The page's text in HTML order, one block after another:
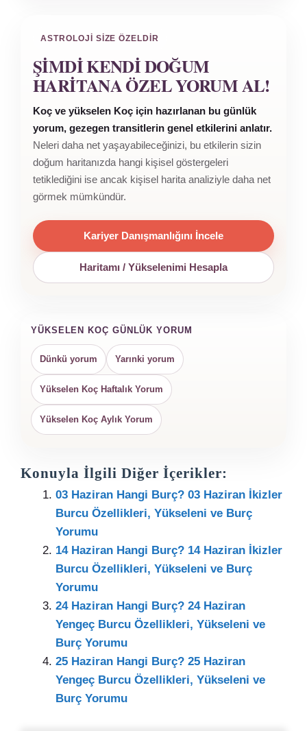
ASTROLOJI SIZE ÖZELDIR
ŞIMDI KENDI DOĞUM
HARITANA ÖZEL YORUM AL!
Koç ve yükselen Koç için hazırlanan bu günlük
yorum, gezegen transitlerin genel etkilerini anlatır.
Neleri daha net yaşayabileceğinizi, bu etkilerin sizin
doğum haritanızda hangi kişisel göstergeleri
tetiklediğini ise ancak kişisel harita analiziyle daha net
görmek mümkündür.
Kariyer Danışmanlığını İncele
Haritamı / Yükselenimi Hesapla
YÜKSELEN KOÇ GÜNLÜK YORUM
Dünkü yorum Yarınki yorum
Yükselen Koç Haftalık Yorum
Yükselen Koç Aylık Yorum
Konuyla İlgili Diğer İçerikler:
03 Haziran Hangi Burç? 03 Haziran İkizler
Burcu Özellikleri, Yükseleni ve Burç
Yorumu
14 Haziran Hangi Burç? 14 Haziran İkizler
Burcu Özellikleri, Yükseleni ve Burç
Yorumu
24 Haziran Hangi Burç? 24 Haziran
Yengeç Burcu Özellikleri, Yükseleni ve
Burç Yorumu
25 Haziran Hangi Burç? 25 Haziran
Yengeç Burcu Özellikleri, Yükseleni ve
Burç Yorumu